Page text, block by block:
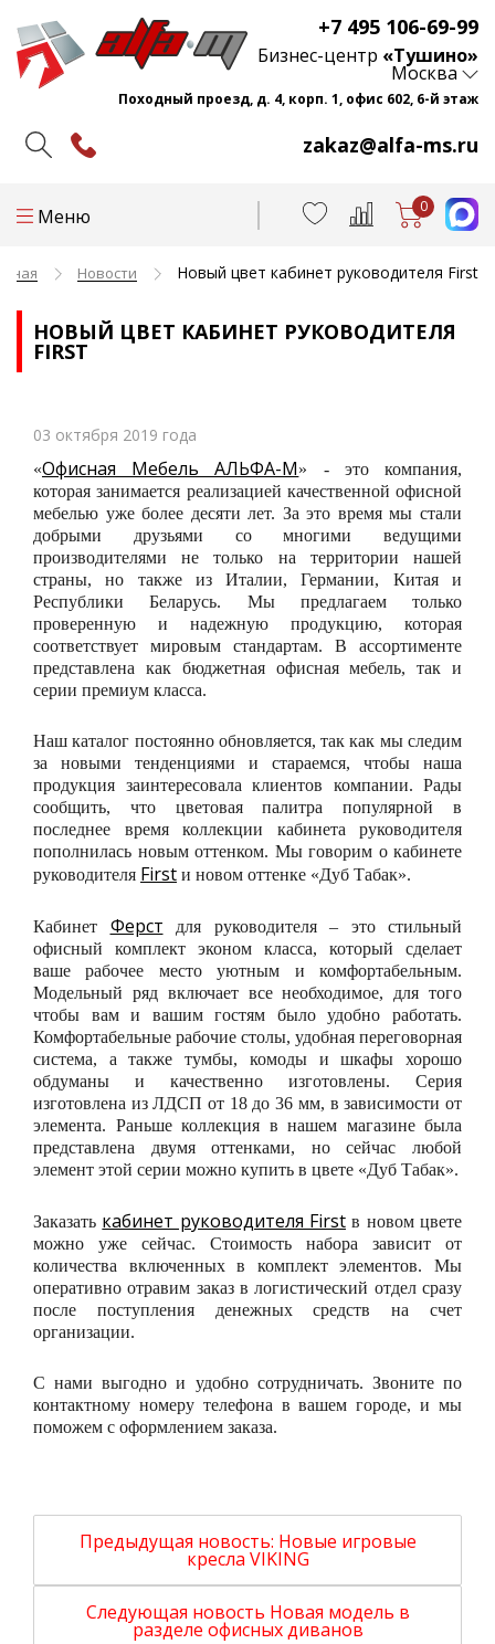
+7 495 106-69-99
zakaz@alfa-ms.ru
Бизнес-центр «Тушино»
Москва
Походный проезд, д. 4, корп. 1, офис 602, 6-й этаж
Меню 0
Новости Новый цвет кабинет руководителя First
НОВЫЙ ЦВЕТ КАБИНЕТ РУКОВОДИТЕЛЯ
FIRST
03 октября 2019 года
«Офисная Мебель АЛЬФА-М» - это компания,
которая занимается реализацией качественной офисной
мебелью уже более десяти лет. За это время мы стали
добрыми друзьями со многими ведущими
производителями не только на территории нашей
страны, но также из Италии, Германии, Китая и
Республики Беларусь. Мы предлагаем только
проверенную и надежную продукцию, которая
соответствует мировым стандартам. В ассортименте
представлена как бюджетная офисная мебель, так и
серии премиум класса.
Наш каталог постоянно обновляется, так как мы следим
за новыми тенденциями и стараемся, чтобы наша
продукция заинтересовала клиентов компании. Рады
сообщить, что цветовая палитра популярной в
последнее время коллекции кабинета руководителя
пополнилась новым оттенком. Мы говорим о кабинете
руководителя First и новом оттенке «Дуб Табак».
Кабинет Ферст для руководителя – это стильный
офисный комплект эконом класса, который сделает
ваше рабочее место уютным и комфортабельным.
Модельный ряд включает все необходимое, для того
чтобы вам и вашим гостям было удобно работать.
Комфортабельные рабочие столы, удобная переговорная
система, а также тумбы, комоды и шкафы хорошо
обдуманы и качественно изготовлены. Серия
изготовлена из ЛДСП от 18 до 36 мм, в зависимости от
элемента. Раньше коллекция в нашем магазине была
представлена двумя оттенками, но сейчас любой
элемент этой серии можно купить в цвете «Дуб Табак».
Заказать кабинет руководителя First в новом цвете
можно уже сейчас. Стоимость набора зависит от
количества включенных в комплект элементов. Мы
оперативно отравим заказ в логистический отдел сразу
после поступления денежных средств на счет
организации.
С нами выгодно и удобно сотрудничать. Звоните по
контактному номеру телефона в вашем городе, и мы
поможем с оформлением заказа.
Предыдущая новость: Новые игровые
кресла VIKING
Следующая новость Новая модель в
разделе офисных диванов